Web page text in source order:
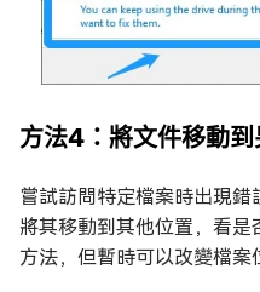
方法4：將文件移動
嘗試訪問特定檔案時出現
將其移動到其他位置，看
方法，但暫時可以改變檔案